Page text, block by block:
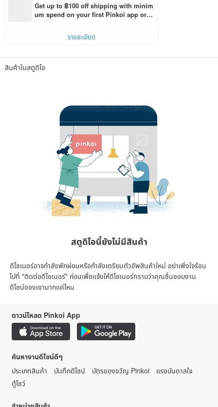
Get up to ฿100 off shipping with minim
um spend on your first Pinkoi app orde
รายละเอียด
สินค้าในสตูดิโอ
สตูดิโอนี้ยังไม่มีสินค้า
ดีไซเนอร์อาจกำลังพักผ่อนหรือกำลังเตรียมตัวอัพสินค้าใหม่ อย่าเพิ่งใจร้อน
ไปที่ "ติดต่อดีไซเนอร์" ก่อนเพื่อแจ้งให้ดีไซเนอร์ทราบว่าคุณชื่นชอบงาน
ดีไซน์ของเขามากแค่ไหน
ดาวน์โหลด Pinkoi App
ค้นหางานดีไซน์ดีๆ
ประเภทสินค้า
บันทึกดีไซน์ บัตรของขวัญ Pinkoi
แรงบันดาลใจ
ตู้โชว์